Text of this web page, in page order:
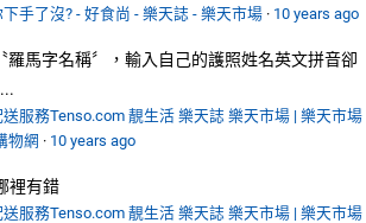
手了沒? - 好食尚 - 樂天誌 - 樂天市場 · 10 years ago
羅馬字名稱〞，輸入自己的護照姓名英文拼音卻
送服務Tenso.com 靚生活 樂天誌 樂天市場 | 樂天市場
物網 · 10 years ago
裡有錯
送服務Tenso.com 靚生活 樂天誌 樂天市場 | 樂天市場